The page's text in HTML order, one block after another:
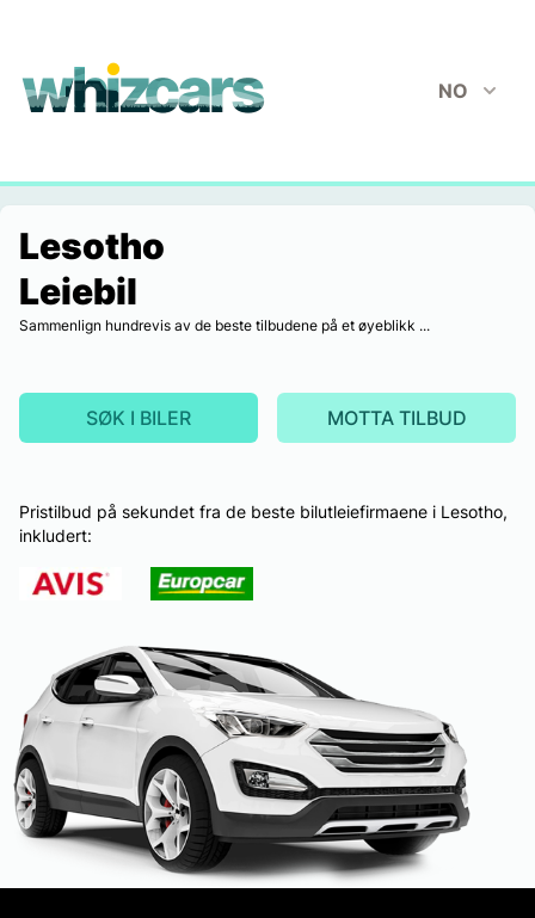
whizcars.com
NO
Lesotho
Leiebil
Sammenlign hundrevis av de beste tilbudene på et øyeblikk ...
SØK I BILER MOTTA TILBUD
Pristilbud på sekundet fra de beste bilutleiefirmaene i Lesotho,
inkludert: